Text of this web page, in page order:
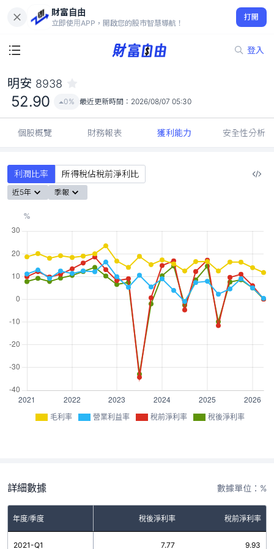
財富自由
立即使用APP，開啟您的股市智慧導航！
打開
登入
52.90
0%
明安 8938
52.90 0% 最近更新時間： 2026/08/07 05:30
個股概覽 財務報表 獲利能力 安全性分析
利潤比率 所得稅佔稅前淨利比
近5年 季報
毛利率 營業利益率 稅前淨利率 稅後淨利率
詳細數據 數據單位：%
年度/季度 稅後淨利率 稅前淨利率
2021-Q1 7.77 9.93